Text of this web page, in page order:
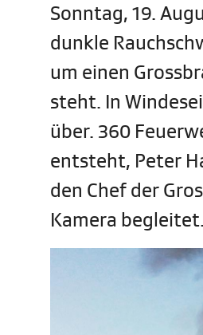
Sonntag, 19.
dunkle
um einen
steht. In
über. 360
entsteht, Peter
den Chef der
Kamera begleitet.